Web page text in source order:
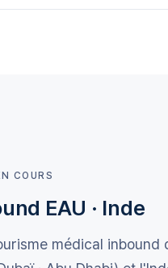
COURS
EAU · Inde
médical inbound